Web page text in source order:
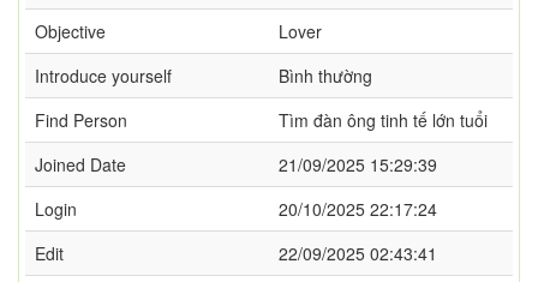
Objective
Lover
Introduce yourself
Bình thường
Find Person
Tìm đàn ông tinh tế lớn tuổi
Joined Date
21/09/2025 15:29:39
Login
20/10/2025 22:17:24
Edit
22/09/2025 02:43:41